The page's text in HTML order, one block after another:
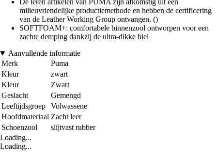
De leren artikelen van PUMA zijn afkomstig uit een
milieuvriendelijke productiemethode en hebben de certificering
van de Leather Working Group ontvangen. ()
SOFTFOAM+: comfortabele binnenzool ontworpen voor een
zachte demping dankzij de ultra-dikke hiel
Aanvullende informatie
Merk
Puma
Kleur
zwart
Kleur
Zwart
Geslacht
Gemengd
Leeftijdsgroep
Volwassene
Hoofdmateriaal Zacht leer
Schoenzool
slijtvast rubber
Loading...
Loading...